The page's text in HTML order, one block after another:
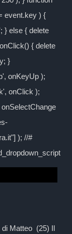
event.key ) {
} else { delete
{ delete
}
onKeyUp );
onClick );
); //#
di Matteo (25) Il